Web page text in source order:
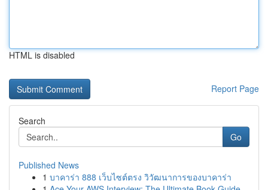
HTML is disabled
Report Page
Search
Go
Published News
1 บาคาร่า 888 เว็บไซต์ตรง วิวัฒนาการของบาคาร่า